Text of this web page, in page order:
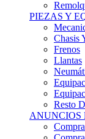
Chasis
Frenos
Llantas
Resto
ANUNCIOS